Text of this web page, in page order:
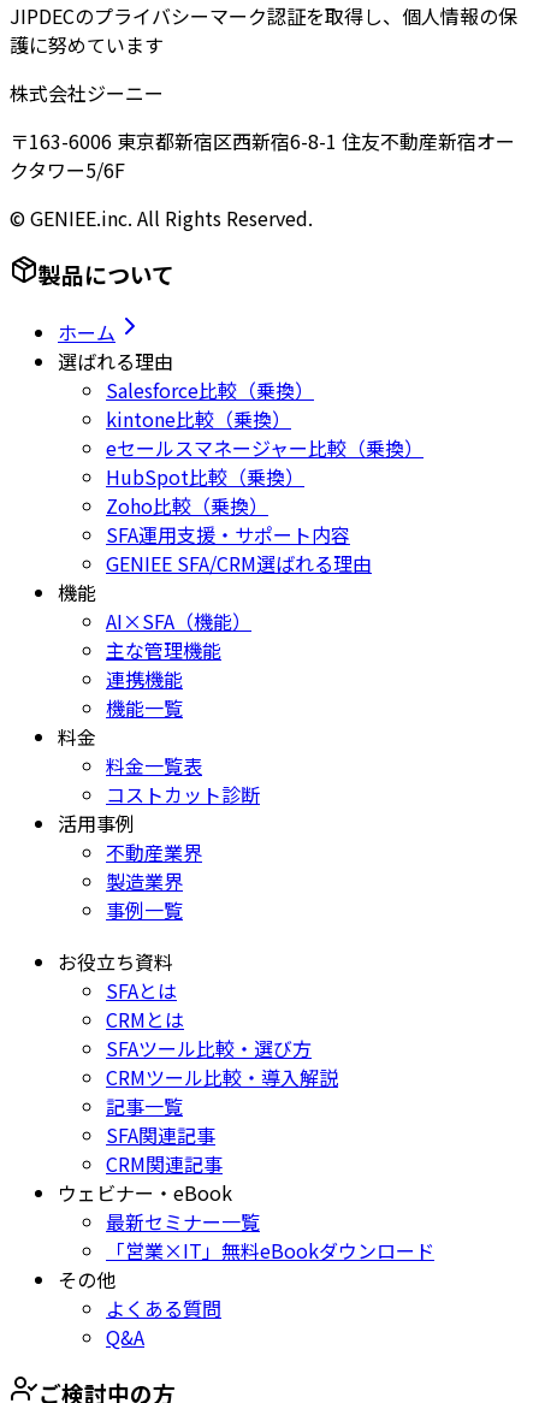
JIPDECのプライバシーマーク認証を取得し、個人情報の保
護に努めています
株式会社ジーニー
〒163-6006 東京都新宿区西新宿6-8-1 住友不動産新宿オー
クタワー5/6F
© GENIEE.inc. All Rights Reserved.
製品について
ホーム
選ばれる理由
Salesforce比較（乗換）
kintone比較（乗換）
eセールスマネージャー比較（乗換）
HubSpot比較（乗換）
Zoho比較（乗換）
SFA運用支援・サポート内容
GENIEE SFA/CRM選ばれる理由
機能
AI×SFA（機能）
主な管理機能
連携機能
機能一覧
料金
料金一覧表
コストカット診断
活用事例
不動産業界
製造業界
事例一覧
お役立ち資料
SFAとは
CRMとは
SFAツール比較・選び方
CRMツール比較・導入解説
記事一覧
SFA関連記事
CRM関連記事
ウェビナー・eBook
最新セミナー一覧
「営業×IT」無料eBookダウンロード
その他
よくある質問
Q&A
ご検討中の方